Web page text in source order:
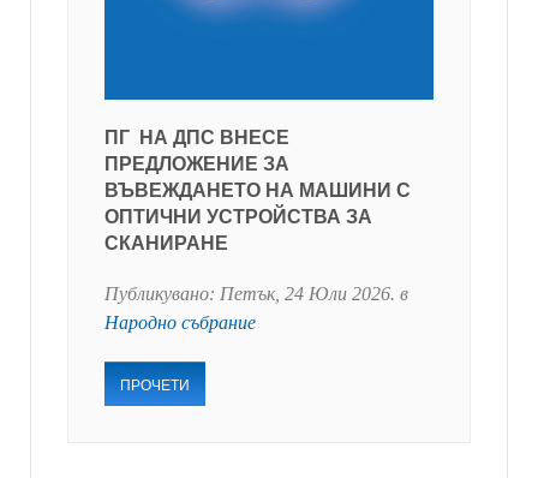
ПГ НА ДПС ВНЕСЕ
ПРЕДЛОЖЕНИЕ ЗА
ВЪВЕЖДАНЕТО НА МАШИНИ С
ОПТИЧНИ УСТРОЙСТВА ЗА
СКАНИРАНЕ
Публикувано: Петък, 24 Юли 2026. в
Народно събрание
ПРОЧЕТИ